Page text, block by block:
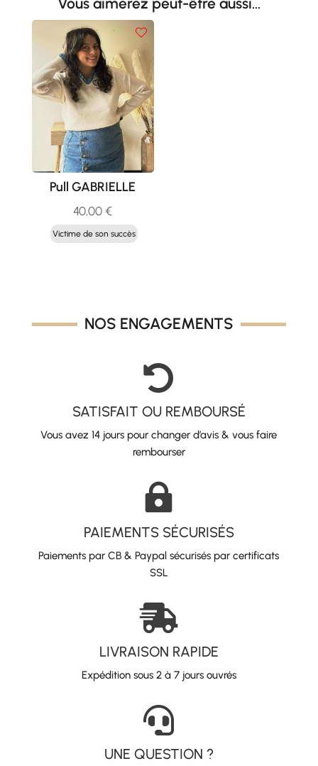
Pull GABRIELLE
40,00€
Victime de son succès
NOS ENGAGEMENTS

SATISFAIT OU REMBOURSÉ
Vous avez 14 jours pour changer d’avis & vous faire
rembourser

PAIEMENTS SÉCURISÉS
Paiements par CB & Paypal sécurisés par certificats
SSL

LIVRAISON RAPIDE
Expédition sous 2 à 7 jours ouvrés

UNE QUESTION ?